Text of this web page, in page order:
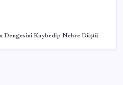
Dengesini Kaybedip Nehre Düştü